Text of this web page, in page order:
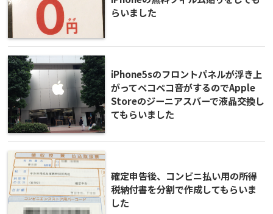
らいました
iPhone5sのフロントパネルが浮き上
がってペコペコ音がするのでApple
Storeのジーニアスバーで液晶交換し
てもらいました
確定申告後、コンビニ払い用の所得
税納付書を分割で作成してもらいま
した